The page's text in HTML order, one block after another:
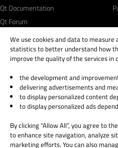
Qt Documentation
Qt Forum
© 2026 The Qt Company
Legal Notice
Privacy and Cookie Policy
Trust Center
Cookie Settings
We use cookies and data to
statistics to better understand how
improve the quality of the services in
the development and
delivering advertisements and
to display personalized content
to display personalized ads
By clicking “Allow All”, you agree to
to enhance site navigation, analyze
marketing efforts. You can also